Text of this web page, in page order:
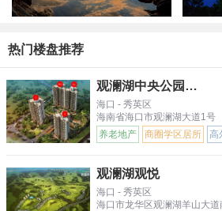
热门楼盘推荐
观澜湖中央公园三区
海口 - 秀英区
海南省海口市观澜湖大道1号
养老地产
商圈学区居所 高
观澜湖观悦
海口 - 秀英区
海口市龙华区观澜湖羊山大道